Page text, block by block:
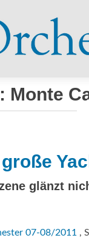
Monte
glänzt
07-08/2011 ,